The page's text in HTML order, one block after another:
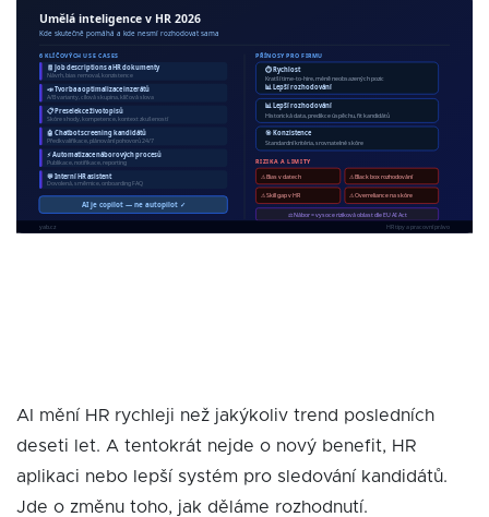
AI mění HR rychleji než jakýkoliv trend posledních
deseti let. A tentokrát nejde o nový benefit, HR
aplikaci nebo lepší systém pro sledování kandidátů.
Jde o změnu toho, jak děláme rozhodnutí.